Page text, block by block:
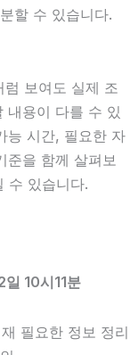
할 수 있습니다.
보여도 실제 조
내용이 다를 수 있
능 시간, 필요한 자
준을 함께 살펴보
수 있습니다.
10시11분
필요한 정보 정리